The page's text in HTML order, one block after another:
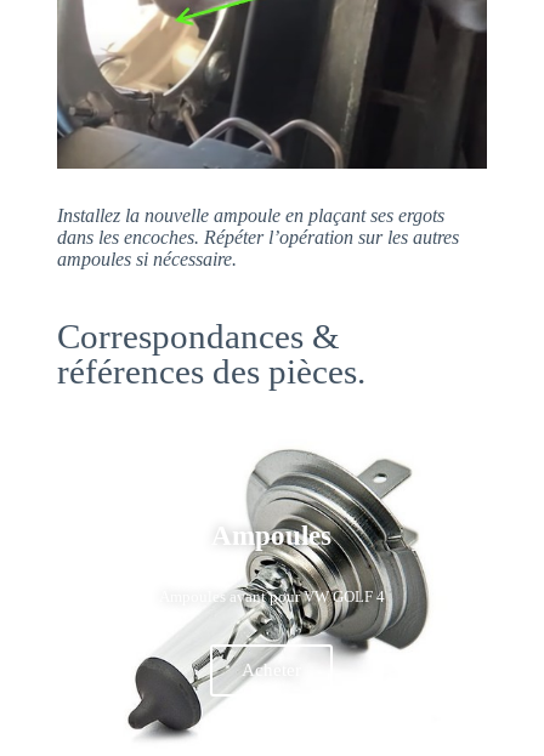
Installez la nouvelle ampoule en plaçant ses ergots
dans les encoches. Répéter l’opération sur les autres
ampoules si nécessaire.
Correspondances &
références des pièces.
Ampoules
Ampoules avant pour VW GOLF 4
Acheter